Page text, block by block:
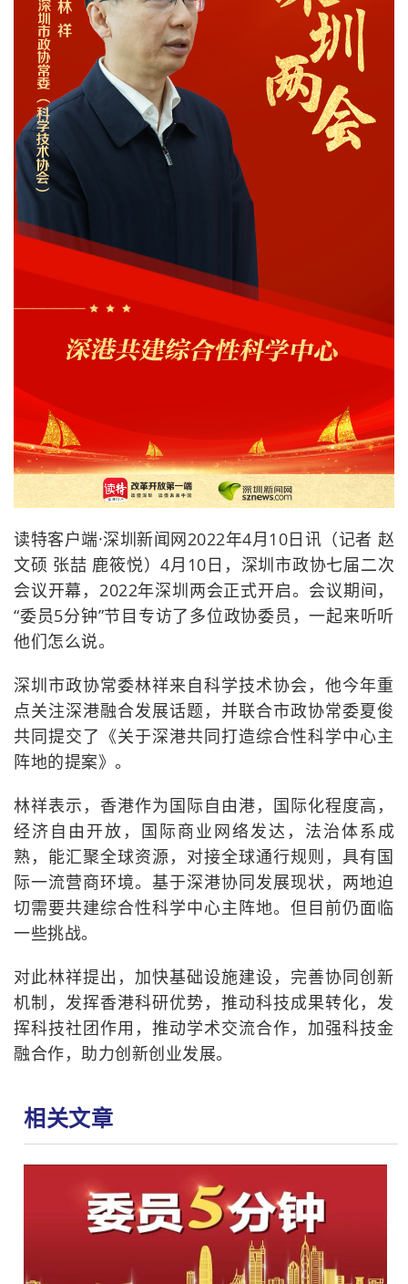
读特客户端·深圳新闻网2022年4月10日讯（记者 赵
文硕 张喆 鹿筱悦）4月10日，深圳市政协七届二次
会议开幕，2022年深圳两会正式开启。会议期间，
“委员5分钟”节目专访了多位政协委员，一起来听听
他们怎么说。
深圳市政协常委林祥来自科学技术协会，他今年重
点关注深港融合发展话题，并联合市政协常委夏俊
共同提交了《关于深港共同打造综合性科学中心主
阵地的提案》。
林祥表示，香港作为国际自由港，国际化程度高，
经济自由开放，国际商业网络发达，法治体系成
熟，能汇聚全球资源，对接全球通行规则，具有国
际一流营商环境。基于深港协同发展现状，两地迫
切需要共建综合性科学中心主阵地。但目前仍面临
一些挑战。
对此林祥提出，加快基础设施建设，完善协同创新
机制，发挥香港科研优势，推动科技成果转化，发
挥科技社团作用，推动学术交流合作，加强科技金
融合作，助力创新创业发展。
相关文章